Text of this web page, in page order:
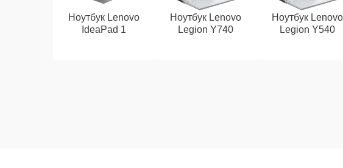
Ноутбук Lenovo
IdeaPad 1
Ноутбук Lenovo
Legion Y740
Ноутбук Lenovo
Legion Y540